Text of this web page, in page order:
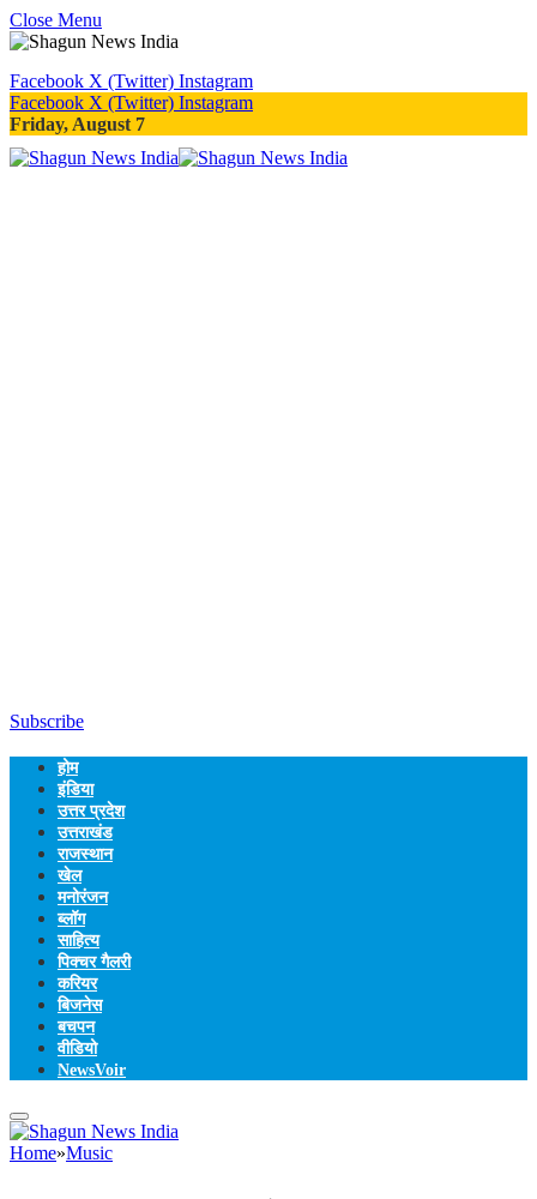
Close Menu
Facebook X (Twitter) Instagram
Facebook X (Twitter) Instagram
Friday, August 7
Subscribe
होम
इंडिया
उत्तर प्रदेश
उत्तराखंड
राजस्थान
खेल
मनोरंजन
ब्लॉग
साहित्य
पिक्चर गैलरी
करियर
बिजनेस
बचपन
वीडियो
NewsVoir
Home»Music